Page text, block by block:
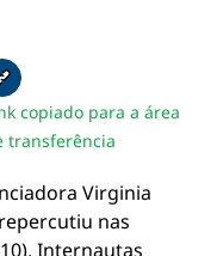
no twitterpelo email
Copiar link da notícia
copiado para a área
transferência
Virginia
nas
Internautas